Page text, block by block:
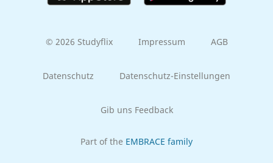
© 2026 Studyflix Impressum AGB
Datenschutz Datenschutz-Einstellungen
Gib uns Feedback
Part of the EMBRACE family